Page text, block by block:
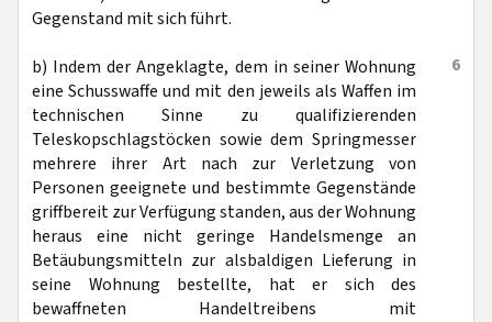
Gegenstand mit sich führt.
6
b) Indem der Angeklagte, dem in seiner Wohnung
eine Schusswaffe und mit den jeweils als Waffen im
technischen Sinne zu qualifizierenden
Teleskopschlagstöcken sowie dem Springmesser
mehrere ihrer Art nach zur Verletzung von
Personen geeignete und bestimmte Gegenstände
griffbereit zur Verfügung standen, aus der Wohnung
heraus eine nicht geringe Handelsmenge an
Betäubungsmitteln zur alsbaldigen Lieferung in
seine Wohnung bestellte, hat er sich des
bewaffneten Handeltreibens mit